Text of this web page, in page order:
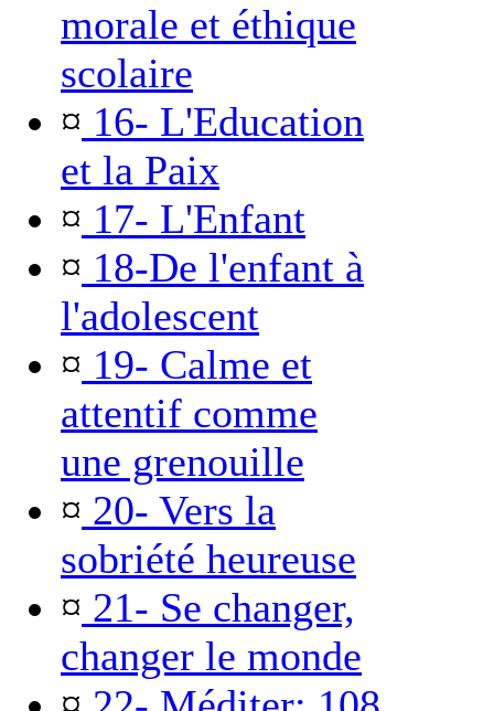
morale et éthique
scolaire
¤ 16- L'Education
et la Paix
¤ 17- L'Enfant
¤ 18-De l'enfant à
l'adolescent
¤ 19- Calme et
attentif comme
une grenouille
¤ 20- Vers la
sobriété heureuse
¤ 21- Se changer,
changer le monde